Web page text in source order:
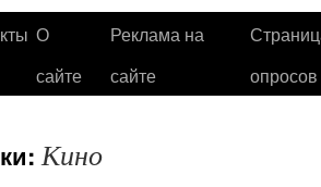
О
сайте
Реклама на
сайте
опросов
Кино